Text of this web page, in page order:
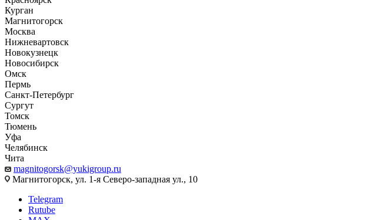
Курган
Магнитогорск
Москва
Нижневартовск
Новокузнецк
Новосибирск
Омск
Пермь
Санкт-Петербург
Сургут
Томск
Тюмень
Уфа
Челябинск
Чита
magnitogorsk@yukigroup.ru
Магнитогорск, ул. 1-я Северо-западная ул., 10
Telegram
Rutube